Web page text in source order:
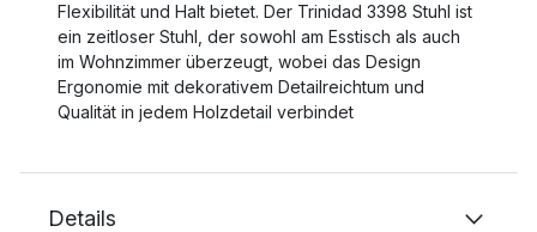
Flexibilität und Halt bietet. Der Trinidad 3398 Stuhl ist
ein zeitloser Stuhl, der sowohl am Esstisch als auch
im Wohnzimmer überzeugt, wobei das Design
Ergonomie mit dekorativem Detailreichtum und
Qualität in jedem Holzdetail verbindet
Details